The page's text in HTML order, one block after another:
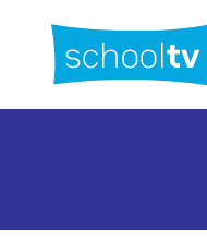
hoofdinhoud